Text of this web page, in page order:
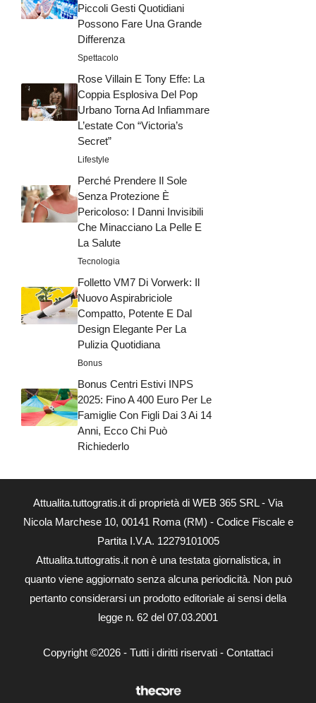
Piccoli Gesti Quotidiani
Possono Fare Una Grande
Differenza
Spettacolo
Rose Villain E Tony Effe: La
Coppia Esplosiva Del Pop
Urbano Torna Ad Infiammare
L’estate Con “Victoria’s
Secret”
Lifestyle
Perché Prendere Il Sole
Senza Protezione È
Pericoloso: I Danni Invisibili
Che Minacciano La Pelle E
La Salute
Tecnologia
Folletto VM7 Di Vorwerk: Il
Nuovo Aspirabriciole
Compatto, Potente E Dal
Design Elegante Per La
Pulizia Quotidiana
Bonus
Bonus Centri Estivi INPS
2025: Fino A 400 Euro Per Le
Famiglie Con Figli Dai 3 Ai 14
Anni, Ecco Chi Può
Richiederlo
Attualita.tuttogratis.it di proprietà di WEB 365 SRL - Via
Nicola Marchese 10, 00141 Roma (RM) - Codice Fiscale e
Partita I.V.A. 12279101005
Attualita.tuttogratis.it non è una testata giornalistica, in
quanto viene aggiornato senza alcuna periodicità. Non può
pertanto considerarsi un prodotto editoriale ai sensi della
legge n. 62 del 07.03.2001
Copyright ©2026 - Tutti i diritti riservati - Contattaci